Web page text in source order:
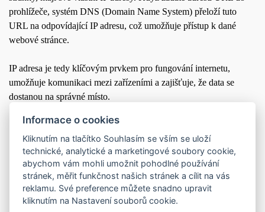
prohlížeče, systém DNS (Domain Name System) přeloží tuto
URL na odpovídající IP adresu, což umožňuje přístup k dané
webové stránce.
IP adresa je tedy klíčovým prvkem pro fungování internetu,
umožňuje komunikaci mezi zařízeními a zajišťuje, že data se
dostanou na správné místo.
Informace o vaší IP adrese
Vaše IP adresa:216.73.217.131
Hostname:216.73.217.131
Protokol:IPv4
Město podle lokace IP:Columbus
Země podle lokace IP:
United States
Informace o cookies
Kliknutím na tlačítko Souhlasím se vším se uloží
technické, analytické a marketingové soubory cookie,
abychom vám mohli umožnit pohodlné používání
stránek, měřit funkčnost našich stránek a cílit na vás
reklamu. Své preference můžete snadno upravit
kliknutím na Nastavení souborů cookie.